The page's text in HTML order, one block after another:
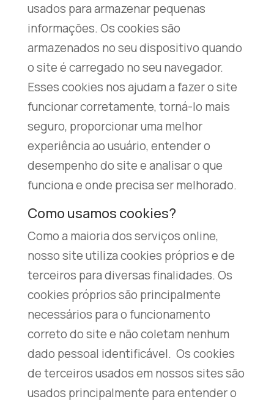
usados ​​para armazenar pequenas
informações. Os cookies são
armazenados no seu dispositivo quando
o site é carregado no seu navegador.
Esses cookies nos ajudam a fazer o site
funcionar corretamente, torná-lo mais
seguro, proporcionar uma melhor
experiência ao usuário, entender o
desempenho do site e analisar o que
funciona e onde precisa ser melhorado.
Como usamos cookies?
Como a maioria dos serviços online,
nosso site utiliza cookies próprios e de
terceiros para diversas finalidades. Os
cookies próprios são principalmente
necessários para o funcionamento
correto do site e não coletam nenhum
dado pessoal identificável. Os cookies
de terceiros usados ​​em nossos sites são
usados ​​principalmente para entender o